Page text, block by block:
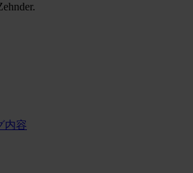
内容